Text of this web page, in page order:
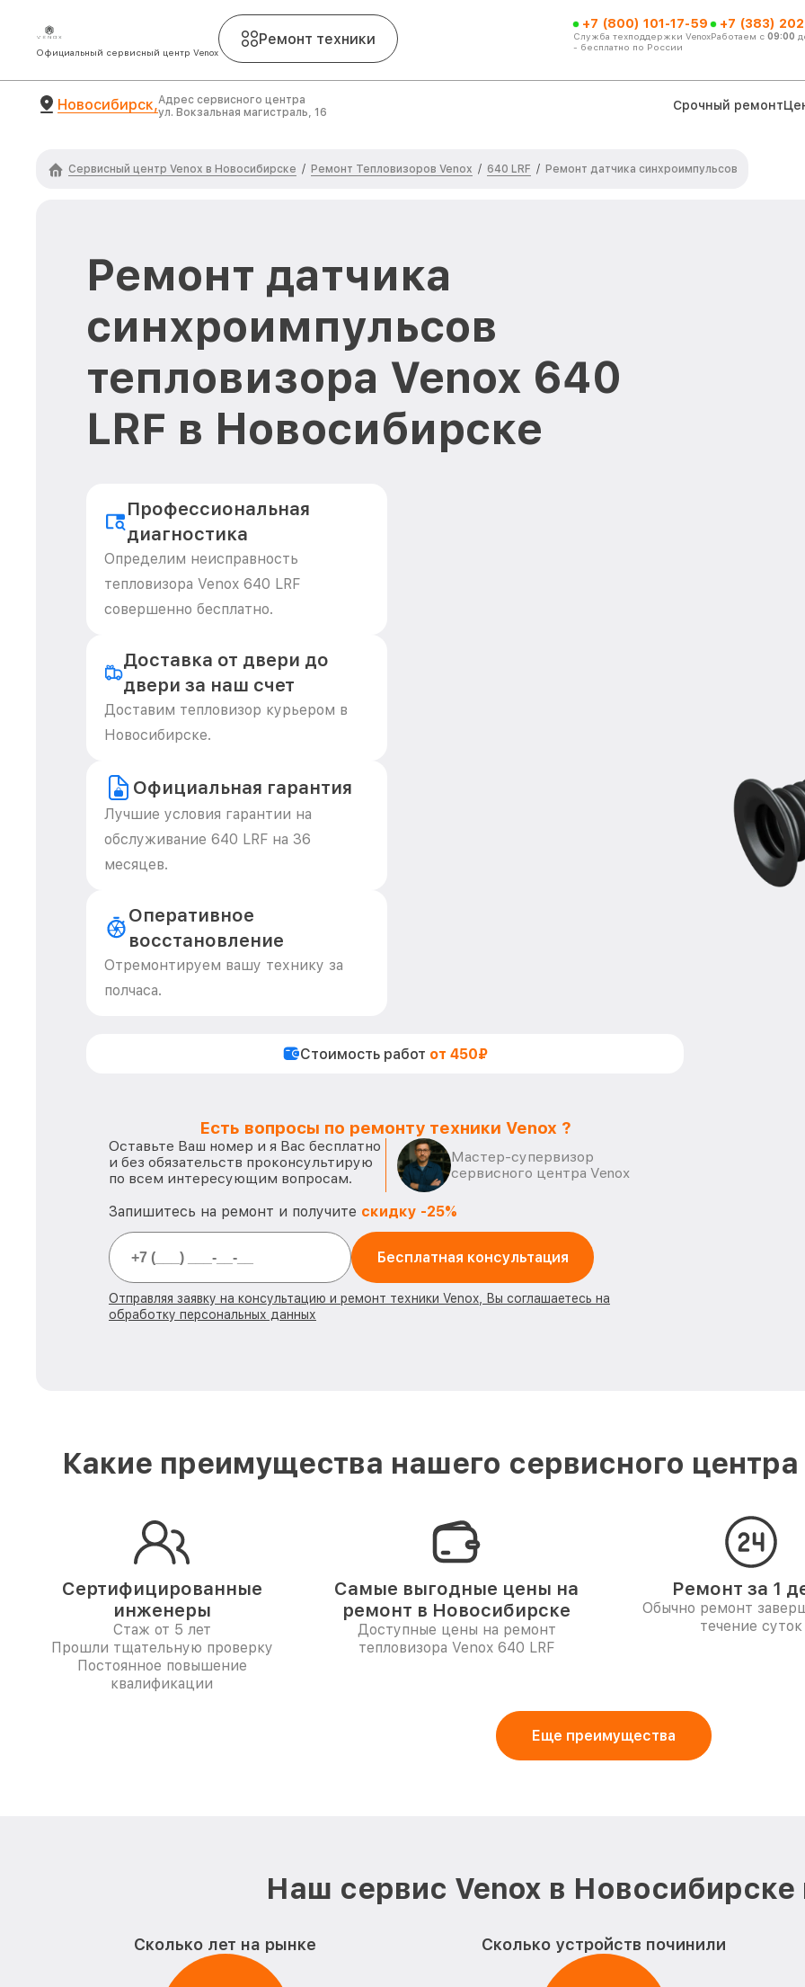
Официальный сервисный центр Venox
Ремонт техники
+7 (800) 101-17-59
Служба техподдержки Venox
- бесплатно по России
+7 (383)
Работаем с 09:00
Новосибирск,Адрес сервисного центра
ул. Вокзальная магистраль, 16
Срочный ремонт
Сервисный центр Venox в Новосибирске / Ремонт Тепловизоров Venox / 640 LRF / Ремонт датчика синхроимпульсов
Ремонт датчика
синхроимпульсов
тепловизора Venox 640
LRF в Новосибирске
Профессиональная
диагностика
Определим неисправность
тепловизора Venox 640 LRF
совершенно бесплатно.
Доставка от двери до
двери за наш счет
Доставим тепловизор курьером в
Новосибирске.
Официальная гарантия
Лучшие условия гарантии на
обслуживание 640 LRF на 36
месяцев.
Оперативное
восстановление
Отремонтируем вашу технику за
полчаса.
Стоимость работ от 450₽
Есть вопросы по ремонту техники Venox ?
Оставьте Ваш номер и я Вас бесплатно
и без обязательств проконсультирую
по всем интересующим вопросам.
Мастер-супервизор
сервисного центра Venox
Запишитесь на ремонт и получите скидку -25%
Бесплатная консультация
Отправляя заявку на консультацию и ремонт техники Venox, Вы соглашаетесь на
обработку персональных данных
Какие преимущества нашего сервисного
Сертифицированные
инженеры
Стаж от 5 лет
Прошли тщательную проверку
Постоянное повышение
квалификации
Самые выгодные цены на
ремонт в Новосибирске
Доступные цены на ремонт
тепловизора Venox 640 LRF
Ремонт за 1
Обычно ремонт
течение суток
Еще преимущества
Наш сервис Venox в
Сколько лет на рынке Сколько устройств починили